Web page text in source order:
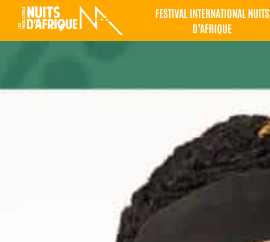
FESTIVAL INTERNATIONAL NUITS
D’AFRIQUE